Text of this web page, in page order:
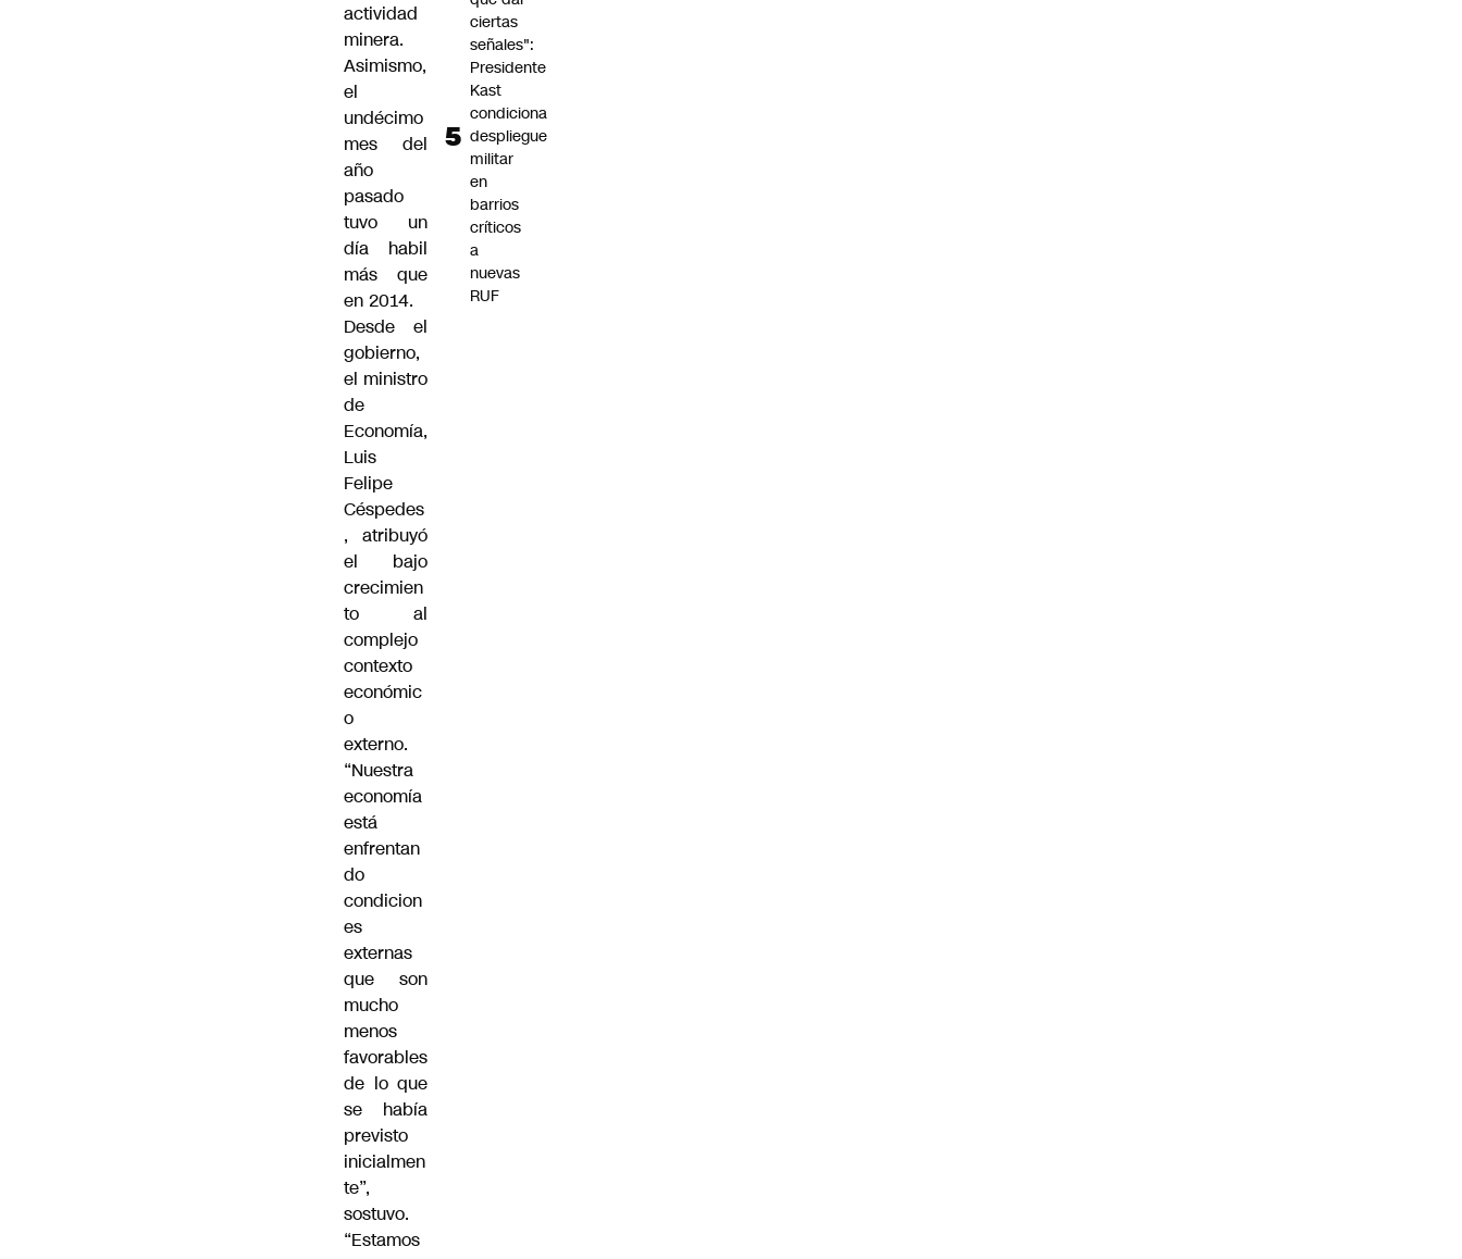
actividad
minera.
Asimismo,
el
undécimo
mes del
año
pasado
tuvo un
día habil
más que
en 2014.
Desde el
gobierno,
el ministro
de
Economía,
Luis
Felipe
Céspedes
, atribuyó
el bajo
crecimien
to al
complejo
contexto
económic
o
externo.
“Nuestra
economía
está
enfrentan
do
condicion
es
externas
que son
mucho
menos
favorables
de lo que
se había
previsto
inicialmen
te”,
sostuvo.
“Estamos
ciertas
señales":
Presidente
Kast
condiciona
despliegue
militar
en
barrios
críticos
a
nuevas
RUF